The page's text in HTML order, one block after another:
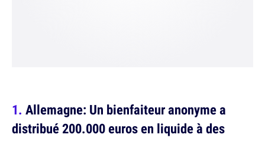
Allemagne: Un bienfaiteur anonyme a
distribué 200.000 euros en liquide à des